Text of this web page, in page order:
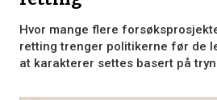
Hvor mange flere
retting trenger politikerne før de
at karakterer settes basert på